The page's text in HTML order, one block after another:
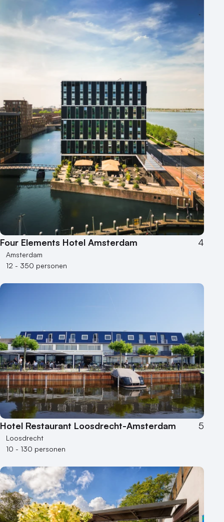
Hybride events
Industriële locatie
Kasteel en landgoed
Kleine / intieme locatie
Theater
Varende locatie
Four Elements Hotel Amsterdam 4
Amsterdam
12 - 350 personen
Hotel Restaurant Loosdrecht-Amsterdam 5
Loosdrecht
10 - 130 personen